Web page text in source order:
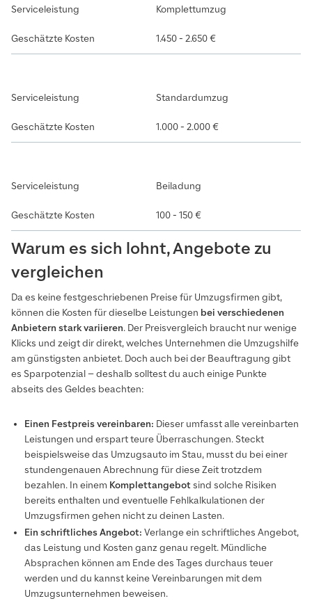
Komplettumzug
1.450 - 2.650 €
Standardumzug
1.000 - 2.000 €
Beiladung
100 - 150 €
Warum es sich lohnt, Angebote zu
vergleichen
Da es keine festgeschriebenen Preise für Umzugsfirmen gibt,
können die Kosten für dieselbe Leistungen bei verschiedenen
Anbietern stark variieren. Der Preisvergleich braucht nur wenige
Klicks und zeigt dir direkt, welches Unternehmen die Umzugshilfe
am günstigsten anbietet. Doch auch bei der Beauftragung gibt
es Sparpotenzial – deshalb solltest du auch einige Punkte
abseits des Geldes beachten:
Einen Festpreis vereinbaren: Dieser umfasst alle vereinbarten
Leistungen und erspart teure Überraschungen. Steckt
beispielsweise das Umzugsauto im Stau, musst du bei einer
stundengenauen Abrechnung für diese Zeit trotzdem
bezahlen. In einem Komplettangebotsind solche Risiken
bereits enthalten und eventuelle Fehlkalkulationen der
Umzugsfirmen gehen nicht zu deinen Lasten.
Ein schriftliches Angebot: Verlange ein schriftliches Angebot,
das Leistung und Kosten ganz genau regelt. Mündliche
Absprachen können am Ende des Tages durchaus teuer
werden und du kannst keine Vereinbarungen mit dem
Umzugsunternehmen beweisen.